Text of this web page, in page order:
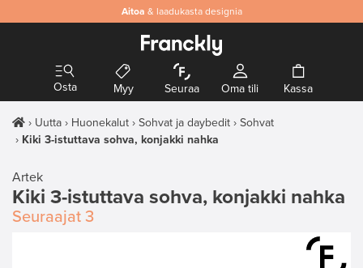
Aitoa & laadukasta designia
Osta Myy Seuraa Oma tili Kassa
Uutta Huonekalut Sohvat ja daybedit
Sohvat
Kiki 3-istuttava sohva, konjakki nahka
Artek
Kiki 3-istuttava sohva, konjakki nahka
Seuraajat 3